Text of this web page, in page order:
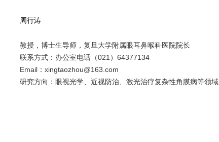
周行涛
教授，博士生导师，复旦大学附属眼耳鼻喉科医院院长
联系方式：办公室电话（021）64377134
Email：xingtaozhou@163.com
研究方向：眼视光学、近视防治、激光治疗复杂性角膜病等领域